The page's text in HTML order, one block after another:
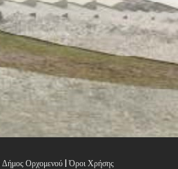
Δήμος Ορχομενού|Όροι Χρήσης